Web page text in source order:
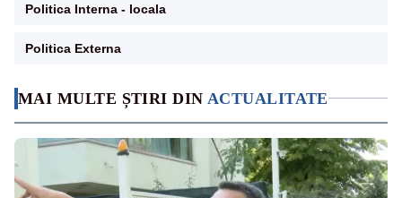
MAI MULTE ȘTIRI DIN ACTUALITATE
Politica Interna - locala
Politica Externa